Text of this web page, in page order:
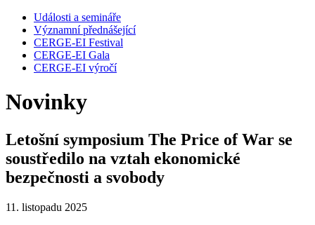
Události a semináře
Významní přednášející
CERGE-EI Festival
CERGE-EI Gala
CERGE-EI výročí
Novinky
Letošní symposium The Price of War se
soustředilo na vztah ekonomické
bezpečnosti a svobody
11. listopadu 2025